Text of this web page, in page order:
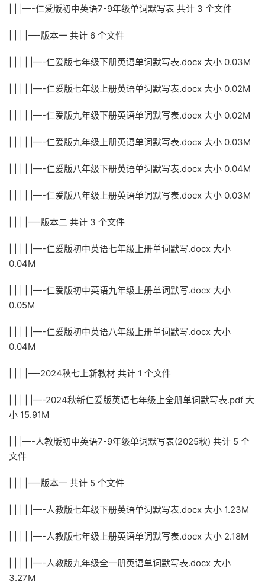
| | |—-仁爱版初中英语7-9年级单词默写表 共计 3 个文件
| | | |—-版本一 共计 6 个文件
| | | | |—-仁爱版七年级下册英语单词默写表.docx 大小 0.03M
| | | | |—-仁爱版七年级上册英语单词默写表.docx 大小 0.02M
| | | | |—-仁爱版九年级下册英语单词默写表.docx 大小 0.02M
| | | | |—-仁爱版九年级上册英语单词默写表.docx 大小 0.03M
| | | | |—-仁爱版八年级下册英语单词默写表.docx 大小 0.04M
| | | | |—-仁爱版八年级上册英语单词默写表.docx 大小 0.03M
| | | |—-版本二 共计 3 个文件
| | | | |—-仁爱版初中英语七年级上册单词默写.docx 大小
0.04M
| | | | |—-仁爱版初中英语九年级上册单词默写.docx 大小
0.05M
| | | | |—-仁爱版初中英语八年级上册单词默写.docx 大小
0.04M
| | | |—-2024秋七上新教材 共计 1 个文件
| | | | |—-2024秋新仁爱版英语七年级上全册单词默写表.pdf 大
小 15.91M
| | |—-人教版初中英语7-9年级单词默写表(2025秋) 共计 5 个
文件
| | | |—-版本一 共计 5 个文件
| | | | |—-人教版七年级下册英语单词默写表.docx 大小 1.23M
| | | | |—-人教版七年级上册英语单词默写表.docx 大小 2.18M
| | | | |—-人教版九年级全一册英语单词默写表.docx 大小
3.27M